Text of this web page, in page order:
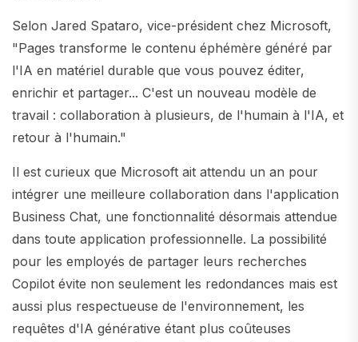
Selon Jared Spataro, vice-président chez Microsoft,
"Pages transforme le contenu éphémère généré par
l'IA en matériel durable que vous pouvez éditer,
enrichir et partager... C'est un nouveau modèle de
travail : collaboration à plusieurs, de l'humain à l'IA, et
retour à l'humain."
Il est curieux que Microsoft ait attendu un an pour
intégrer une meilleure collaboration dans l'application
Business Chat, une fonctionnalité désormais attendue
dans toute application professionnelle. La possibilité
pour les employés de partager leurs recherches
Copilot évite non seulement les redondances mais est
aussi plus respectueuse de l'environnement, les
requêtes d'IA générative étant plus coûteuses